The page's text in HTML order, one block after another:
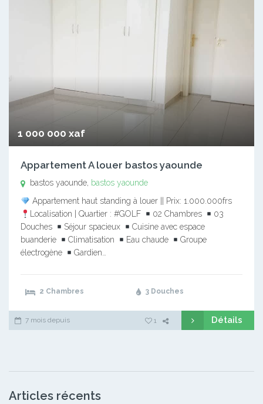
1 000 000 xaf
Appartement A louer bastos yaounde
bastos yaounde, bastos yaounde
Appartement haut standing à louer || Prix: 1.000.000frs
Localisation | Quartier : #GOLF
02 Chambres
03
Douches
Séjour spacieux
Cuisine avec espace
buanderie
Climatisation Eau chaude
Groupe
électrogène
Gardien…
2 Chambres 3 Douches
7 mois depuis 1 Détails
Articles récents